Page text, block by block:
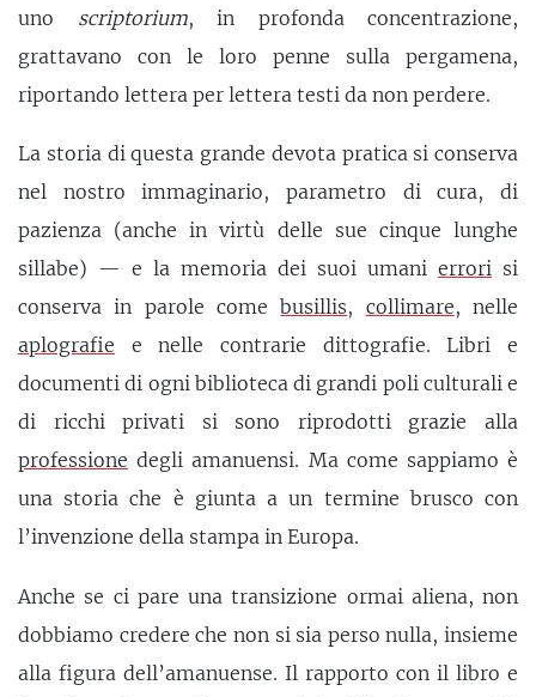
uno scriptorium, in profonda concentrazione,
grattavano con le loro penne sulla pergamena,
riportando lettera per lettera testi da non perdere.
La storia di questa grande devota pratica si conserva
nel nostro immaginario, parametro di cura, di
pazienza (anche in virtù delle sue cinque lunghe
sillabe) — e la memoria dei suoi umani errori si
conserva in parole comebusillis, collimare, nelle
aplografie e nelle contrarie dittografie. Libri e
documenti di ogni biblioteca di grandi poli culturali e
di ricchi privati si sono riprodotti grazie alla
professione degli amanuensi. Ma come sappiamo è
una storia che è giunta a un termine brusco con
l’invenzione della stampa in Europa.
Anche se ci pare una transizione ormai aliena, non
dobbiamo credere che non si sia perso nulla, insieme
alla figura dell’amanuense. Il rapporto con il libro e